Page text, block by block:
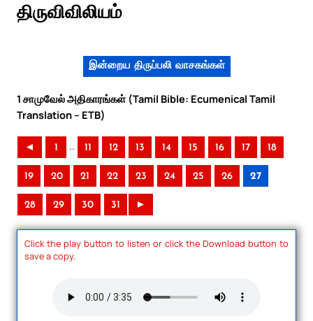
திருவிவிலியம்
இன்றைய திருப்பலி வாசகங்கள்
1 சாமுவேல் அதிகாரங்கள் (Tamil Bible: Ecumenical Tamil
Translation – ETB)
◄ 1 .. 11 12 13 14 15 16 17 18
19 20 21 22 23 24 25 26 27
28 29 30 31 ►
Click the play button to listen or click the Download button to
save a copy.